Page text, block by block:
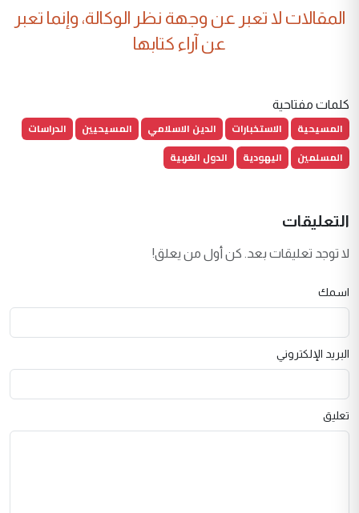
المقالات لا تعبر عن وجهة نظر الوكالة، وإنما تعبر
عن آراء كتابها
كلمات مفتاحية
المسيحية الاستخبارات الدين الاسلامي المسيحيين
الدراسات
المسلمين
اليهودية الدول الغربية
التعليقات
لا توجد تعليقات بعد. كن أول من يعلق!
اسمك
البريد الإلكتروني
تعليق